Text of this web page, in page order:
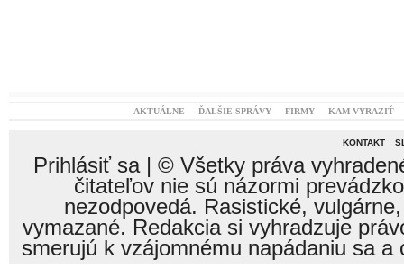
AKTUÁLNE ĎALŠIE SPRÁVY FIRMY KAM VYRAZIŤ
KONTAKT
Prihlásiť sa| © Všetky práva
čitateľov nie sú názormi
nezodpovedá. Rasistické,
vymazané. Redakcia si vyhradzuje
smerujú k vzájomnému napádaniu sa